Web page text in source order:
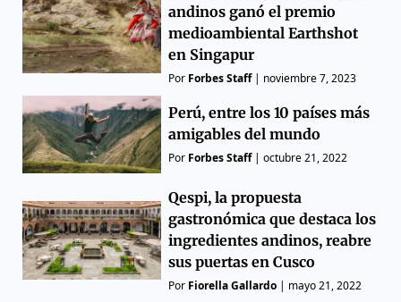
andinos ganó el premio
medioambiental Earthshot
en Singapur
Por Forbes Staff| noviembre 7, 2023
Perú, entre los 10 países más
amigables del mundo
Por Forbes Staff|octubre 21, 2022
Qespi, la propuesta
gastronómica que destaca los
ingredientes andinos, reabre
sus puertas en Cusco
Por Fiorella Gallardo | mayo 21, 2022